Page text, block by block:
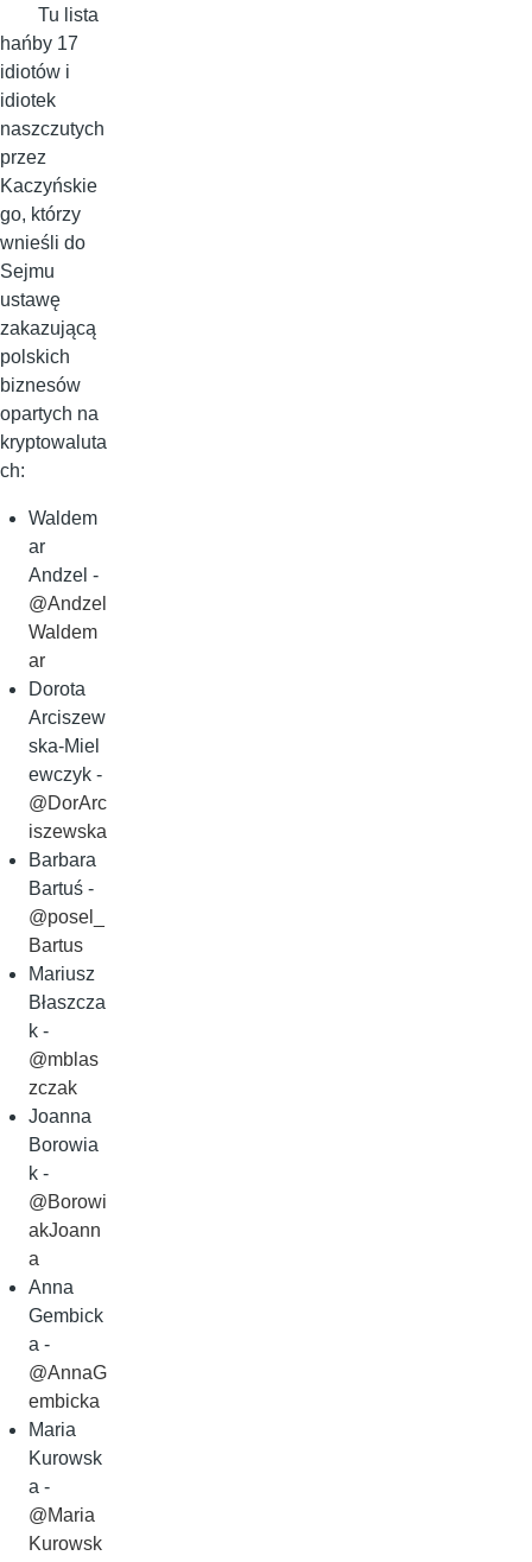
Tu lista
hańby 17
idiotów i
idiotek
naszczutych
przez
Kaczyńskie
go, którzy
wnieśli do
Sejmu
ustawę
zakazującą
polskich
biznesów
opartych na
kryptowaluta
ch:
Waldem
ar
Andzel -
@Andzel
Waldem
ar
Dorota
Arciszew
ska‑Miel
ewczyk -
@DorArc
iszewska
Barbara
Bartuś -
@posel_
Bartus
Mariusz
Błaszcza
k -
@mblas
zczak
Joanna
Borowia
k -
@Borowi
akJoann
a
Anna
Gembick
a -
@AnnaG
embicka
Maria
Kurowsk
a -
@Maria
Kurowsk